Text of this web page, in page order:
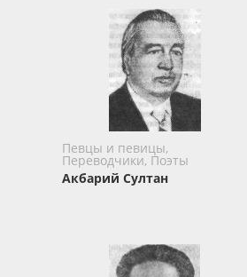
Певцы и певицы,
Переводчики, Поэты
Акбарий Султан